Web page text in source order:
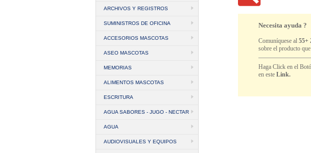
ARCHIVOS Y REGISTROS
SUMINISTROS DE OFICINA
ACCESORIOS MASCOTAS
ASEO MASCOTAS
MEMORIAS
ALIMENTOS MASCOTAS
ESCRITURA
AGUA SABORES - JUGO - NECTAR
AGUA
AUDIOVISUALES Y EQUIPOS
Necesita ayuda ?
Comuníquese al55+
sobre el producto
Haga Click en el
en esteLink.